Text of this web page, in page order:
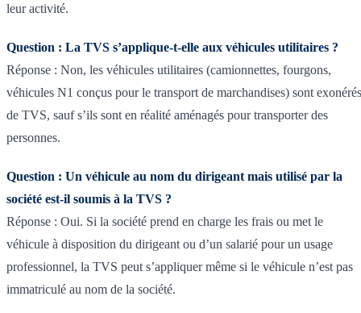
leur activité.
Question : La TVS s’applique-t-elle aux véhicules utilitaires ?
Réponse : Non, les véhicules utilitaires (camionnettes, fourgons,
véhicules N1 conçus pour le transport de marchandises) sont exonérés
de TVS, sauf s’ils sont en réalité aménagés pour transporter des
personnes.
Question : Un véhicule au nom du dirigeant mais utilisé par la
société est-il soumis à la TVS ?
Réponse : Oui. Si la société prend en charge les frais ou met le
véhicule à disposition du dirigeant ou d’un salarié pour un usage
professionnel, la TVS peut s’appliquer même si le véhicule n’est pas
immatriculé au nom de la société.